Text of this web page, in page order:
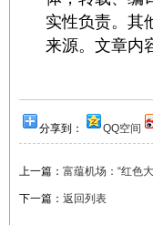
实性负责。其
来源。文章内
分享到： QQ空间
上一篇： 富蕴机场：“红色
下一篇： 返回列表